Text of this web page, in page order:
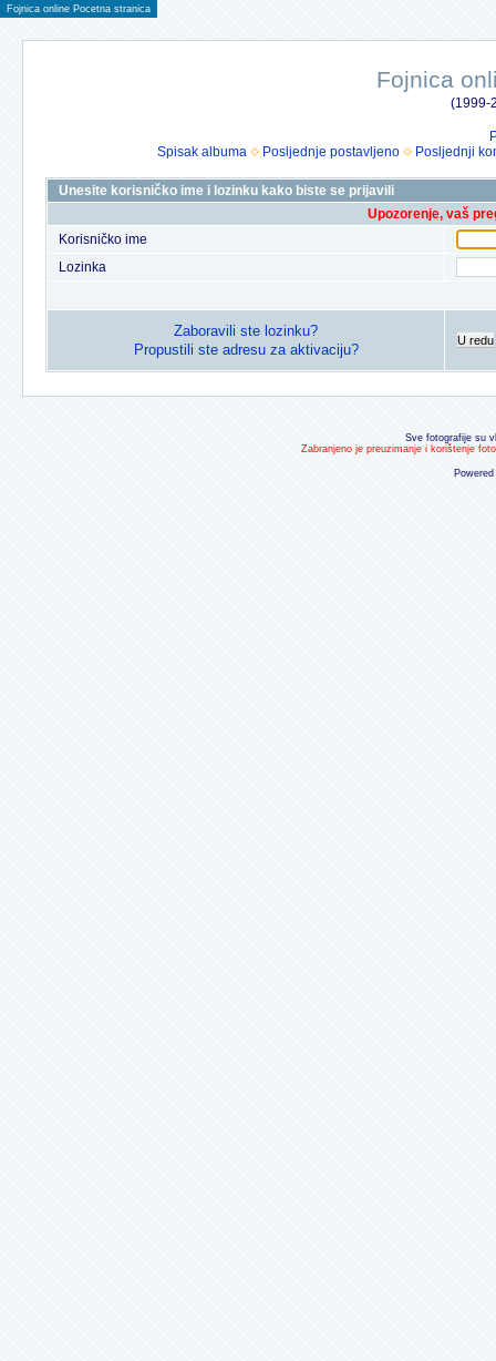
Fojnica online Pocetna stranica
Fojnica
(1999-
Spisak albuma
Posljednje postavljeno Posljednji
Unesite korisničko ime i lozinku kako biste se prijavili
Upozorenje, vaš
Korisničko ime
Lozinka
Zaboravili ste lozinku?
Propustili ste adresu za aktivaciju?
U redu
Sve fotografije su
Zabranjeno je preuzimanje i korištenje